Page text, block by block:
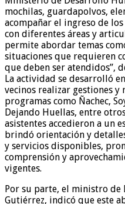
mochilas, guardapolvos,
acompañar el ingreso de
con diferentes áreas y
permite abordar temas
situaciones que requieren
que deben ser atendidos”,
La actividad se desarrolló
vecinos realizar gestiones
programas como Ñachec,
Dejando Huellas, entre
asistentes accedieron a un
brindó orientación y
y servicios disponibles,
comprensión y
vigentes.
Por su parte, el ministro de
Gutiérrez, indicó que este